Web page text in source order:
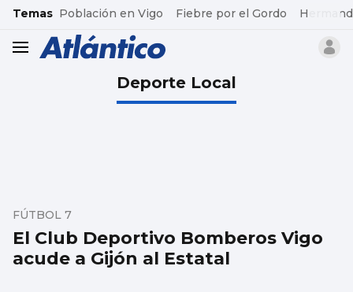
common.go-to-content
Temas Población en Vigo Fiebre por el Gordo
header.menu.open
Deporte Local
El Club Deportivo Bomberos Vigo
acude a Gijón al Estatal
FÚTBOL 7